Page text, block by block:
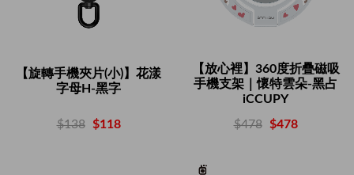
【旋轉手機夾片(小)】花漾
字母H-黑字
$138 $118
【放心裡】360度折疊磁吸
手機支架｜懷特雲朵-黑占
iCCUPY
$478 $478